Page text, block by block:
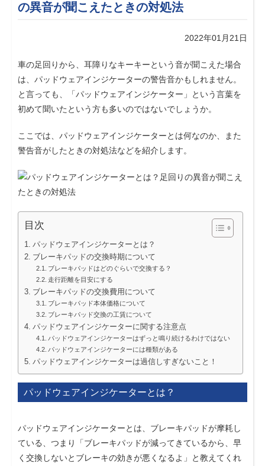
の異音が聞こえたときの対処法
2022年01月21日
車の足回りから、耳障りなキーキーという音が聞こえた場合
は、パッドウェアインジケーターの警告音かもしれません。
と言っても、「パッドウェアインジケーター」という言葉を
初めて聞いたという方も多いのではないでしょうか。
ここでは、パッドウェアインジケーターとは何なのか、また
警告音がしたときの対処法などを紹介します。
目次
パッドウェアインジケーターとは？
ブレーキパッドの交換時期について
ブレーキパッドはどのぐらいで交換する？
走行距離を目安にする
ブレーキパッドの交換費用について
ブレーキパッド本体価格について
ブレーキパッド交換の工賃について
パッドウェアインジケーターに関する注意点
パッドウェアインジケーターはずっと鳴り続けるわけではない
パッドウェアインジケーターには種類がある
パッドウェアインジケーターは過信しすぎないこと！
パッドウェアインジケーターとは？
パッドウェアインジケーターとは、ブレーキパッドが摩耗し
ている、つまり「ブレーキパッドが減ってきているから、早
く交換しないとブレーキの効きが悪くなるよ」と教えてくれ